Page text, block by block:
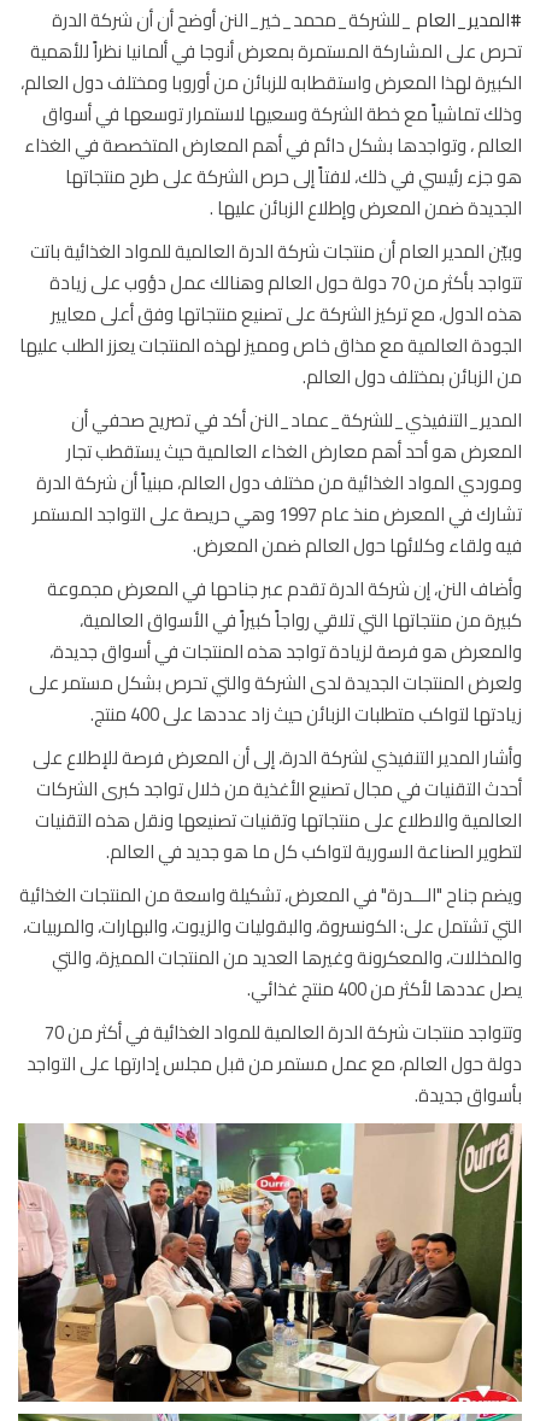
_للشركة_محمد_خير_النن أوضح أن أن شركة الدرة
على المشاركة المستمرة بمعرض أنوجا في ألمانيا نظراً للأهمية
لهذا المعرض واستقطابه للزبائن من أوروبا ومختلف دول العالم،
تماشياً مع خطة الشركة وسعيها لاستمرار توسعها في أسواق
، وتواجدها بشكل دائم في أهم المعارض المتخصصة في الغذاء
رئيسي في ذلك، لافتاً إلى حرص الشركة على طرح منتجاتها
ضمن المعرض وإطلاع الزبائن عليها .
المدير العام أن منتجات شركة الدرة العالمية للمواد الغذائية باتت
تتواجد بأكثر من 70 دولة حول العالم وهنالك عمل دؤوب على زيادة
الدول، مع تركيز الشركة على تصنيع منتجاتها وفق أعلى معايير
العالمية مع مذاق خاص ومميز لهذه المنتجات يعزز الطلب عليها
بمختلف دول العالم.
أكد في تصريح صحفي أن
هو أحد أهم معارض الغذاء العالمية حيث يستقطب تجار
المواد الغذائية من مختلف دول العالم، مبنياً أن شركة الدرة
تشارك في المعرض منذ عام 1997 وهي حريصة على التواجد المستمر
ولقاء وكلائها حول العالم ضمن المعرض.
النن، إن شركة الدرة تقدم عبر جناحها في المعرض مجموعة
من منتجاتها التي تلاقي رواجاً كبيراً في الأسواق العالمية،
هو فرصة لزيادة تواجد هذه المنتجات في أسواق جديدة،
المنتجات الجديدة لدى الشركة والتي تحرص بشكل مستمر على
لتواكب متطلبات الزبائن حيث زاد عددها على 400 منتج.
المدير التنفيذي لشركة الدرة، إلى أن المعرض فرصة للإطلاع على
التقنيات في مجال تصنيع الأغذية من خلال تواجد كبرى الشركات
والاطلاع على منتجاتها وتقنيات تصنيعها ونقل هذه التقنيات
الصناعة السورية لتواكب كل ما هو جديد في العالم.
جناح "الـــدرة" في المعرض، تشكيلة واسعة من المنتجات الغذائية
تشتمل على: الكونسروة، والبقوليات والزيوت، والبهارات، والمربيات،
والمعكرونة وغيرها العديد من المنتجات المميزة، والتي
لأكثر من 400 منتج غذائي.
وتتواجد منتجات شركة الدرة العالمية للمواد الغذائية في أكثر من 70
حول العالم، مع عمل مستمر من قبل مجلس إدارتها على التواجد
جديدة.